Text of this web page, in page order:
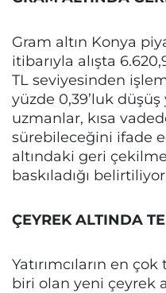
Gram altın Konya
itibarıyla alışta
TL seviyesinden
yüzde 0,39’luk
uzmanlar, kısa
sürebileceğini ifade
altındaki geri
baskıladığı
ÇEYREK ALTINDA
Yatırımcıların en
biri olan yeni çeyrek